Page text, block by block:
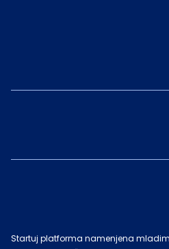
Startuj platforma namenjena